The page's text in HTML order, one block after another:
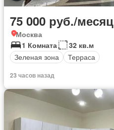
75 000 руб./месяц
Москва
1 Комната
32 кв.м
Зеленая зона
Терраса
23 часов назад